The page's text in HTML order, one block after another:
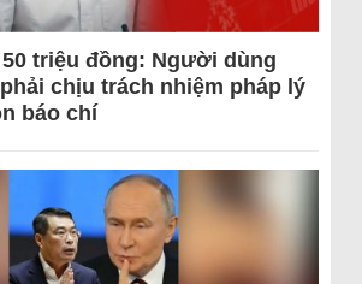
triệu đồng: Người dùng
chịu trách nhiệm pháp lý
báo chí